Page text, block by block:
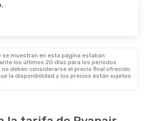
se muestran en esta página estaban
los últimos 20 días para los periodos
deben considerarse el precio final ofrecido.
la disponibilidad y los precios están sujetos